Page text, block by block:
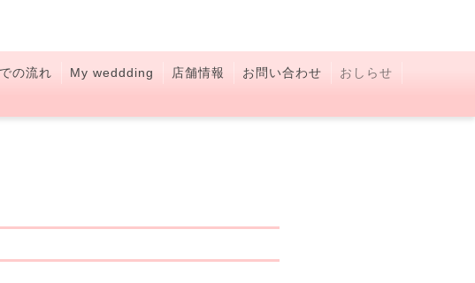
の流れ My weddding 店舗情報 お問い合わせ
おしらせ